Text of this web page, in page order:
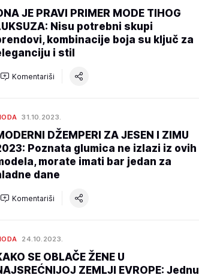
JE PRAVI PRIMER MODE TIHOG
Nisu potrebni skupi
kombinacije boja su ključ za
i stil
Komentariši
31.10.2023.
DŽEMPERI ZA JESEN I ZIMU
Poznata glumica ne izlazi iz ovih
morate imati bar jedan za
dane
Komentariši
24.10.2023.
SE OBLAČE ŽENE U
ZEMLJI EVROPE: Jednu